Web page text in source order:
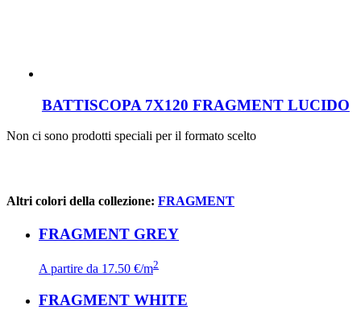
BATTISCOPA 7X120 FRAGMENT LUCIDO
Non ci sono prodotti speciali per il formato scelto
Altri colori della collezione: FRAGMENT
FRAGMENT GREY
A partire da 17.50 €/m2
FRAGMENT WHITE